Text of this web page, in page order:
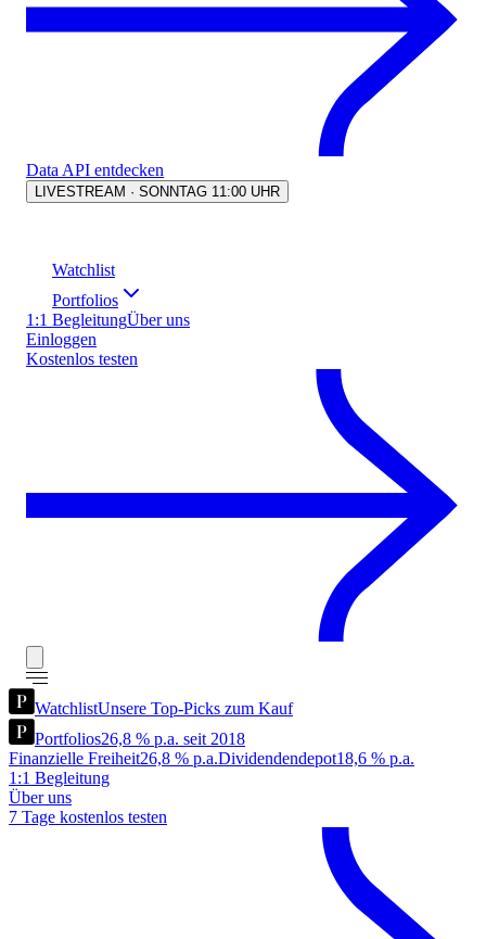
Data API entdecken
LIVESTREAM · SONNTAG 11:00 UHR
Watchlist
Portfolios
1:1 BegleitungÜber uns
Einloggen
Kostenlos testen
WatchlistUnsere Top-Picks zum Kauf
Portfolios26,8 % p.a. seit 2018
Finanzielle Freiheit26,8 % p.a.Dividendendepot18,6 % p.a.
1:1 Begleitung
Über uns
7 Tage kostenlos testen